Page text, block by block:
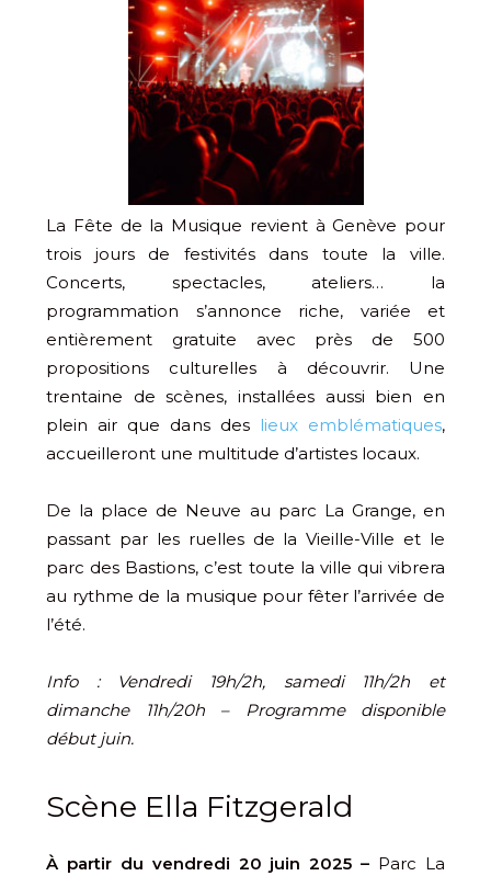
La Fête de la Musique revient à Genève pour
trois jours de festivités dans toute la ville.
Concerts, spectacles, ateliers… la
programmation s’annonce riche, variée et
entièrement gratuite avec près de 500
propositions culturelles à découvrir. Une
trentaine de scènes, installées aussi bien en
plein air que dans des lieux emblématiques,
accueilleront une multitude d’artistes locaux.
De la place de Neuve au parc La Grange, en
passant par les ruelles de la Vieille-Ville et le
parc des Bastions, c’est toute la ville qui vibrera
au rythme de la musique pour fêter l’arrivée de
l’été.
Info : Vendredi 19h/2h, samedi 11h/2h et
dimanche 11h/20h – Programme disponible
début juin.
Scène Ella Fitzgerald
À partir du vendredi 20 juin 2025 – Parc La